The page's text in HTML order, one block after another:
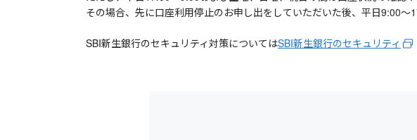
その場合、先に口座利用停止のお申し出をしていただいた後、平日9:00～
SBI新生銀行のセキュリティ対策についてはSBI新生銀行のセキュリティ